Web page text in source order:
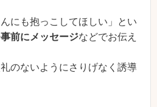
にも抱っこしてほしい」とい
前にメッセージなどでお伝え
のないようにさりげなく誘導